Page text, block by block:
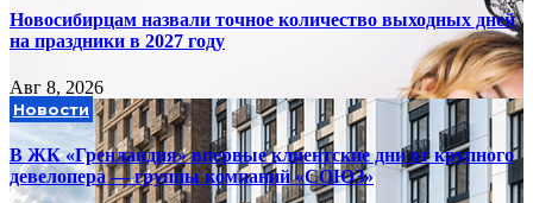
Новосибирцам назвали точное количество выходных дней
на праздники в 2027 году
Авг 8, 2026
Новости
В ЖК «Гренландия» впервые клиентские дни от крупного
девелопера — группы компаний «СОЮЗ»